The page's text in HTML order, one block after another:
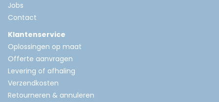
Jobs
Contact
Klantenservice
Oplossingen op maat
Offerte aanvragen
Levering of afhaling
Verzendkosten
Retourneren & annuleren